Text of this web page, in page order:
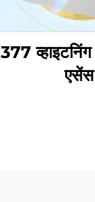
377
एसेंस